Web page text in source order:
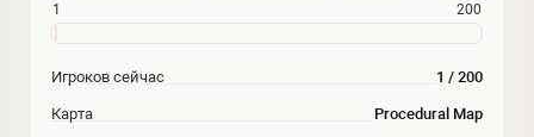
1 200
Игроков сейчас 1 / 200
Карта Procedural Map